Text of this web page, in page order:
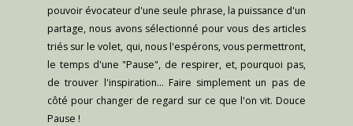
pouvoir évocateur d'une seule phrase, la puissance d'un
partage, nous avons sélectionné pour vous des articles
triés sur le volet, qui, nous l'espérons, vous permettront,
le temps d'une "Pause", de respirer, et, pourquoi pas,
de trouver l'inspiration... Faire simplement un pas de
côté pour changer de regard sur ce que l'on vit. Douce
Pause !